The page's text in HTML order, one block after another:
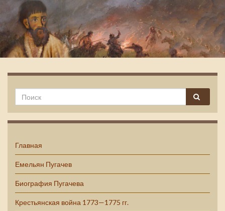
Емельян Пугачев
Главная
Емельян Пугачев
Биография Пугачева
Крестьянская война 1773—1775 гг.